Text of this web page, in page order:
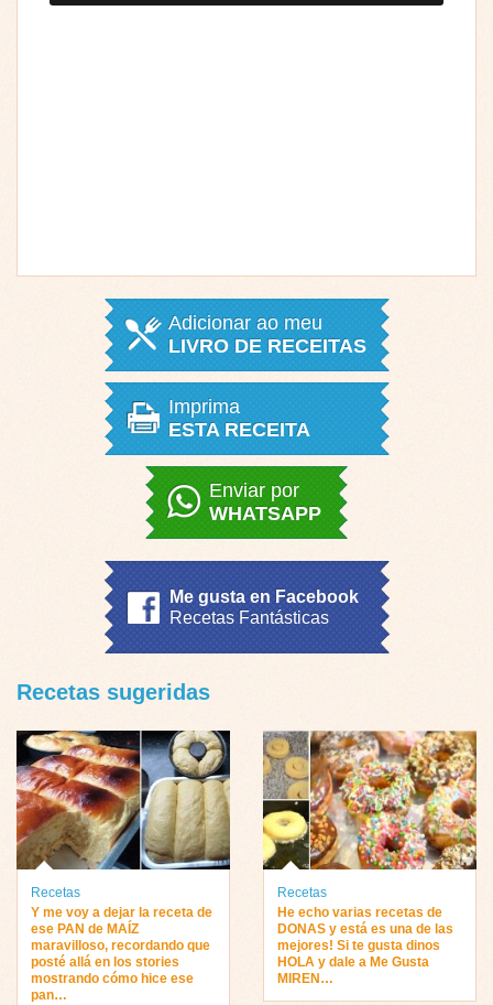
Adicionar ao meu
LIVRO DE RECEITAS
Imprima
ESTA RECEITA
Enviar por
WHATSAPP
Me gusta en Facebook
Recetas Fantásticas
Recetas sugeridas
Recetas
Y me voy a dejar la receta de
ese PAN de MAÍZ
maravilloso, recordando que
posté allá en los stories
mostrando cómo hice ese
pan…
Recetas
He echo varias recetas de
DONAS y está es una de las
mejores! Si te gusta dinos
HOLA y dale a Me Gusta
MIREN…